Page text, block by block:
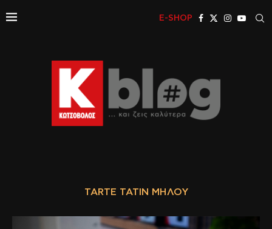
E-SHOP
TARTE TATIN ΜΉΛΟΥ